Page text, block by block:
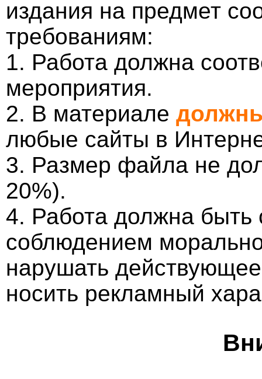
издания на предмет
требованиям:
1. Работа должна
мероприятия.
2. В материале
любые сайты в
3. Размер файла не
20%).
4. Работа должна
соблюдением
нарушать
носить рекламный